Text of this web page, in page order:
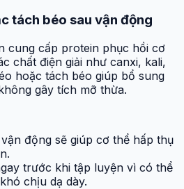
tách béo sau vận động
cung cấp protein phục hồi cơ
chất điện giải như canxi, kali,
hoặc tách béo giúp bổ sung
gây tích mỡ thừa.
động sẽ giúp cơ thể hấp thụ
trước khi tập luyện vì có thể
chịu dạ dày.